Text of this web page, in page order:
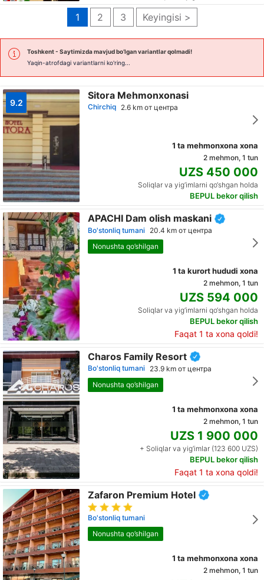
1 2 3 Keyingisi >
Toshkent- Saytimizda mavjud bo’lgan variantlar qolmadi!
Yaqin-atrofdagi variantlarni ko'ring...
9.2
Sitora Mehmonxonasi
Chirchiq 2.6 km от центра
1 ta mehmonxona xona
2 mehmon, 1 tun
UZS 450 000
Soliqlar va yig‘imlarni qo‘shgan holda
BEPUL bekor qilish
APACHI Dam olish maskani
Bo'stonliq tumani 20.4 km от центра
Nonushta qo’shilgan
1 ta kurort hududi xona
2 mehmon, 1 tun
UZS 594 000
Soliqlar va yig‘imlarni qo‘shgan holda
BEPUL bekor qilish
Faqat 1 ta xona qoldi!
Charos Family Resort
Bo'stonliq tumani 23.9 km от центра
Nonushta qo’shilgan
1 ta mehmonxona xona
2 mehmon, 1 tun
UZS 1 900 000
+ Soliqlar va yig‘imlar (123 600 UZS)
BEPUL bekor qilish
Faqat 1 ta xona qoldi!
Zafaron Premium Hotel
Bo'stonliq tumani
Nonushta qo’shilgan
1 ta mehmonxona xona
2 mehmon, 1 tun